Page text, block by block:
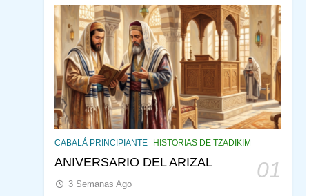
CABALÁ PRINCIPIANTE HISTORIAS DE TZADIKIM
ANIVERSARIO DEL ARIZAL 01
3 Semanas Ago
144
¿QUIÉN ES SABIO? EL
QUE VE LO QUE VA A
PENSAMIENTO JUDÍO